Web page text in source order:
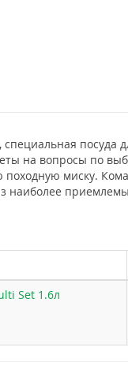
на вопросы по
миску.
наиболее
Set 1.6л